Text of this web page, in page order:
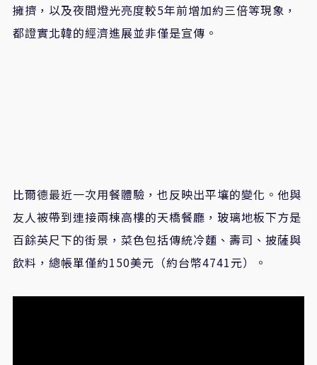
擁擠，以及夜間燈光亮度較5年前增加約三倍等現象，
都證實北韓的經濟進展並非僅是宣傳。
比爾德最近一次用餐體驗，也反映出平壤的變化。他與
友人被帶到連接兩棟高樓的天橋餐廳，玻璃地板下方是
百餘英尺下的街景，菜色包括傳統冷麵、壽司、披薩與
飲料，總帳單僅約150美元（約台幣4741元）。